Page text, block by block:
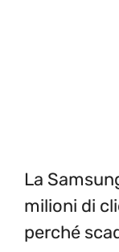
La
milioni di
perché